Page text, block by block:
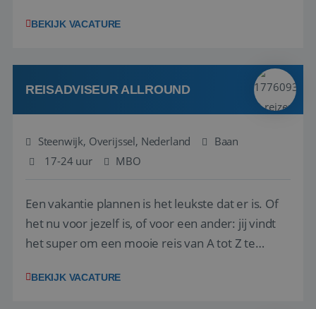
en tarieven waar je collega’s niet uitkomen.
kwaliteitsbewaking van alles wat met IATA te m...
BEKIJK VACATURE
REISADVISEUR ALLROUND
Steenwijk, Overijssel, Nederland
Baan
17-24 uur
MBO
Een vakantie plannen is het leukste dat er is. Of
het nu voor jezelf is, of voor een ander: jij vindt
het super om een mooie reis van A tot Z te
vakantiegangers de meest prachtige plekjes op
BEKIJK VACATURE